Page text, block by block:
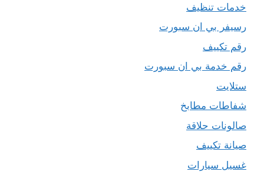
خدمات تنظيف
رسيفر بي ان سبورت
رقم تكييف
رقم خدمة بي ان سبورت
ستلايت
شفاطات مطابخ
صالونات حلاقة
صيانة تكييف
غسيل سيارات